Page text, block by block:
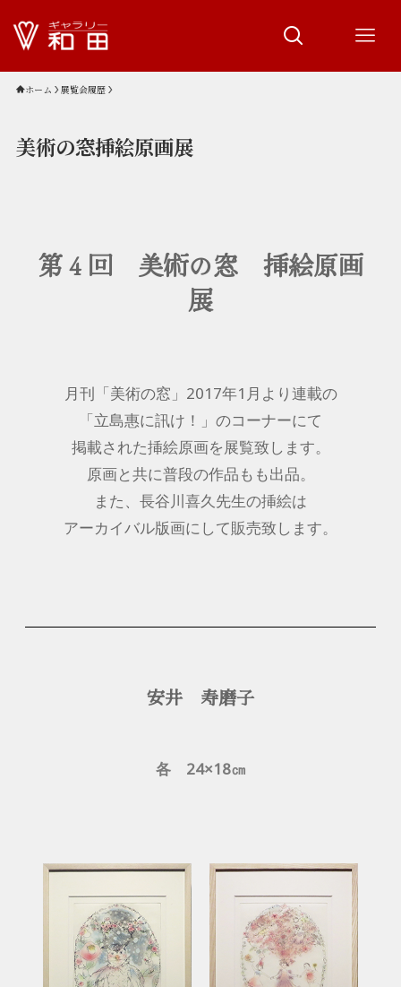
ホーム 展覧会履歴
美術の窓挿絵原画展
第４回 美術の窓 挿絵原画
展
月刊「美術の窓」2017年1月より連載の
「立島惠に訊け！」のコーナーにて
掲載された挿絵原画を展覧致します。
原画と共に普段の作品もも出品。
また、長谷川喜久先生の挿絵は
アーカイバル版画にして販売致します。
安井 寿磨子
各 24×18㎝